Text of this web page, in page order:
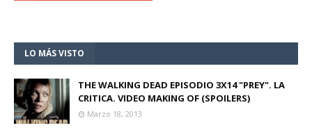
LO MÁS VISTO
THE WALKING DEAD EPISODIO 3X14 "PREY". LA
CRITICA. VIDEO MAKING OF (SPOILERS)
Marzo 18, 2013